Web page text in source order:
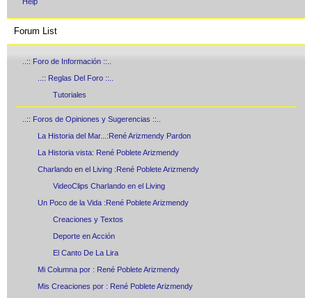
Forum List
..:: Foro de Información ::..
..:: Reglas Del Foro ::..
Tutoriales
..:: Foros de Opiniones y Sugerencias ::..
La Historia del Mar...:René Arizmendy Pardon
La Historia vista: René Poblete Arizmendy
Charlando en el Living :René Poblete Arizmendy
VideoClips Charlando en el Living
Un Poco de la Vida :René Poblete Arizmendy
Creaciones y Textos
Deporte en Acción
El Canto De La Lira
Mi Columna por : René Poblete Arizmendy
Mis Creaciones por : René Poblete Arizmendy